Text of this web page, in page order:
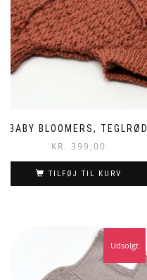
BABY BLOOMERS, TEGLRØD
KR. 399,00
TILFØJ TIL KURV
Udsolgt